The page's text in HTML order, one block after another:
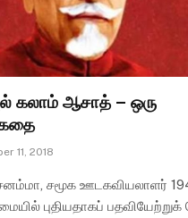
கலாம் ஆசாத் – ஒரு
11, 2018
சமூக ஊடகவியலாளர்
புதியதாகப்